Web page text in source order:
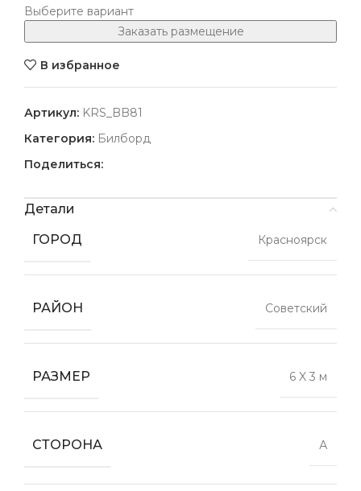
Выберите вариант
Заказать размещение
В избранное
Артикул: KRS_BB81
Категория: Билборд
Поделиться:
Детали
ГОРОД
Красноярск
РАЙОН Советский
РАЗМЕР 6 X 3 м
СТОРОНА А